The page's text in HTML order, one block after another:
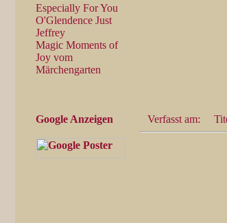
Especially For You
O'Glendence Just
Jeffrey
Magic Moments of
Joy vom
Märchengarten
Google Anzeigen Verfasst am: